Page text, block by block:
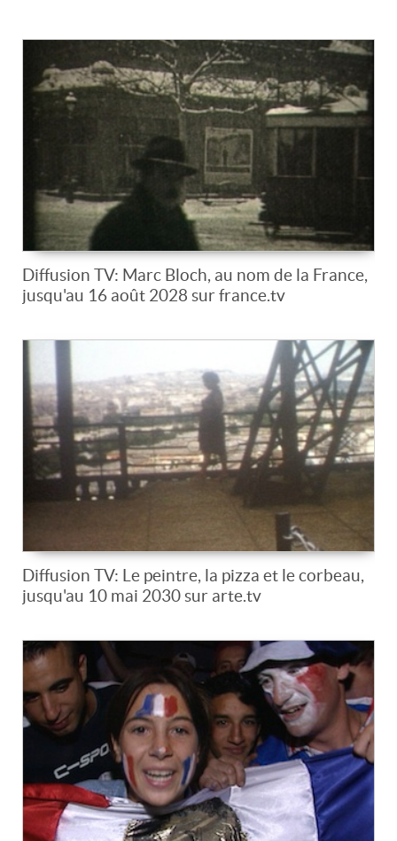
Diffusion TV: Marc Bloch, au nom de la France,
jusqu'au 16 août 2028 sur france.tv
Diffusion TV: Le peintre, la pizza et le corbeau,
jusqu'au 10 mai 2030 sur arte.tv